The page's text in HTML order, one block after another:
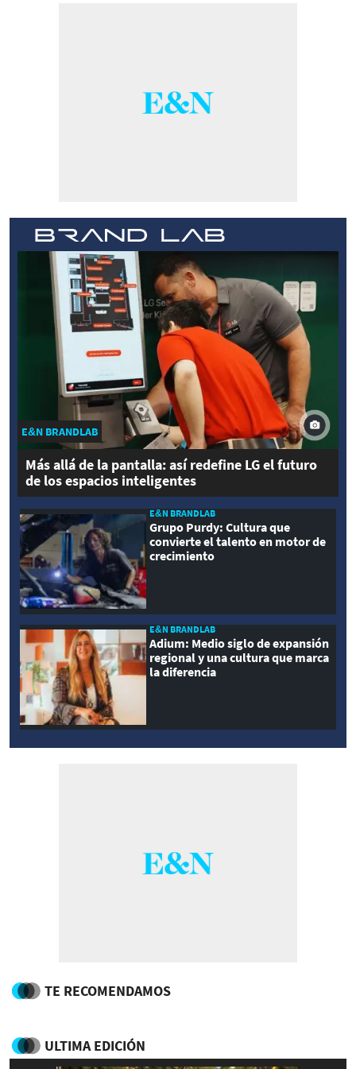
E&N BRANDLAB
Más allá de la pantalla: así redefine LG el futuro
de los espacios inteligentes
E&N BRANDLAB
Grupo Purdy: Cultura que
convierte el talento en motor de
crecimiento
E&N BRANDLAB
Adium: Medio siglo de expansión
regional y una cultura que marca
la diferencia
TE RECOMENDAMOS
ULTIMA EDICIÓN